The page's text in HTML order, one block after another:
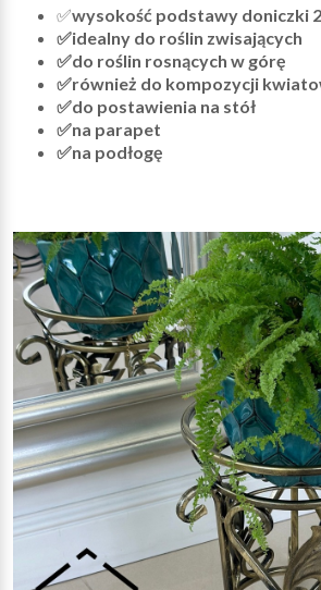
✅wysokość podstawy doniczki
✅idealny do roślin zwisających
✅do roślin rosnących w górę
✅również do kompozycji
✅do postawienia na stół
✅na parapet
✅na podłogę